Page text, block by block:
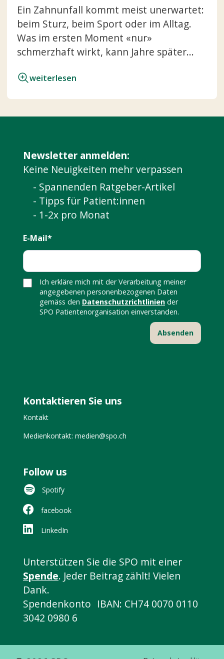
Ein Zahnunfall kommt meist unerwartet:
beim Sturz, beim Sport oder im Alltag.
Was im ersten Moment «nur»
schmerzhaft wirkt, kann Jahre später...
weiterlesen
Newsletter anmelden:
Keine Neuigkeiten mehr verpassen
- Spannenden Ratgeber-Artikel
- Tipps für Patient:innen
- 1-2x pro Monat
E-Mail*
Ich erkläre mich mit der Verarbeitung meiner
angegebenen personenbezogenen Daten
gemäss den Datenschutzrichtlinien der
SPO Patientenorganisation einverstanden.
Kontaktieren Sie uns
Kontakt
Medienkontakt: medien@spo.ch
Follow us
Spotify
facebook
LinkedIn
Unterstützen Sie die SPO mit einer
Spende. Jeder Beitrag zählt! Vielen
Dank.
Spendenkonto IBAN: CH74 0070 0110
3042 0980 6